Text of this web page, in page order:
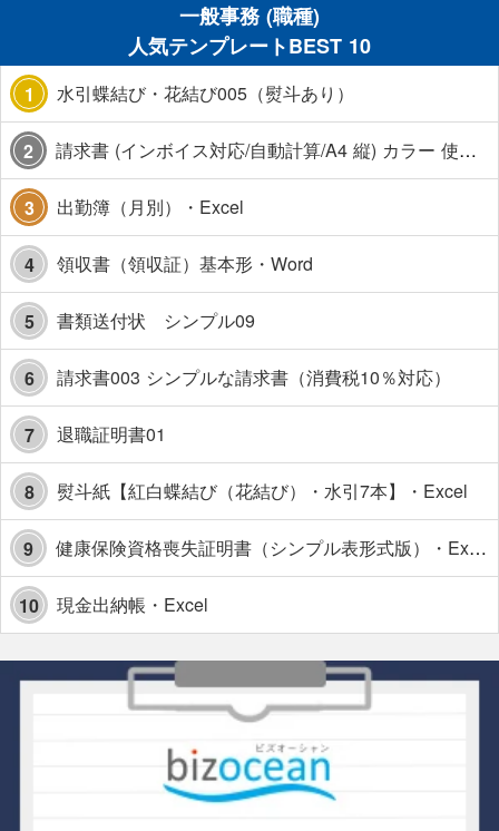
一般事務 (職種)
人気テンプレートBEST 10
1 水引蝶結び・花結び005（熨斗あり）
2 請求書 (インボイス対応/自動計算/A4 縦) カラー 使い方解説あり
3 出勤簿（月別）・Excel
4 領収書（領収証）基本形・Word
5 書類送付状 シンプル09
6 請求書003 シンプルな請求書（消費税10％対応）
7 退職証明書01
8 熨斗紙【紅白蝶結び（花結び）・水引7本】・Excel
9 健康保険資格喪失証明書（シンプル表形式版）・Excel【見本付き】
10 現金出納帳・Excel